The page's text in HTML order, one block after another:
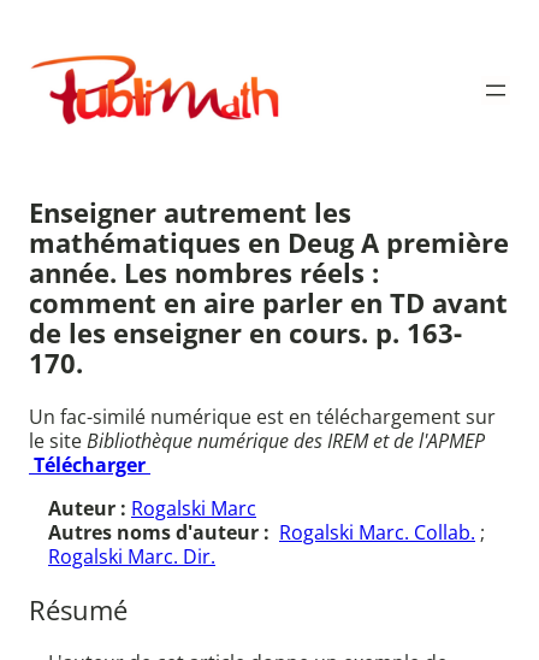
contenu
Publimath
Enseigner autrement les
mathématiques en Deug A première
année. Les nombres réels :
comment en aire parler en TD avant
de les enseigner en cours. p. 163-
170.
Un fac-similé numérique est en téléchargement sur
le siteBibliothèque numérique des IREM et de l'APMEP
Télécharger
Auteur : Rogalski Marc
Autres noms d'auteur : Rogalski Marc. Collab. ;
Rogalski Marc. Dir.
Résumé